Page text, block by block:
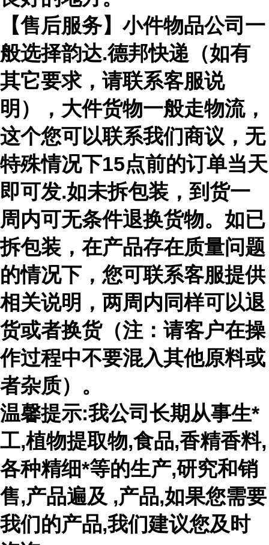
【售后服务】小件物品公司一
般选择韵达.德邦快递（如有
其它要求，请联系客服说
明），大件货物一般走物流，
这个您可以联系我们商议，无
特殊情况下15点前的订单当天
即可发.如未拆包装，到货一
周内可无条件退换货物。如已
拆包装，在产品存在质量问题
的情况下，您可联系客服提供
相关说明，两周内同样可以退
货或者换货（注：请客户在操
作过程中不要混入其他原料或
者杂质）。
温馨提示:我公司长期从事生*
工,植物提取物,食品,香精香料,
各种精细*等的生产,研究和销
售,产品遍及 ,产品,如果您需要
我们的产品,我们建议您及时